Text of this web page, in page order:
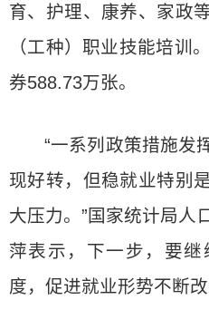
育、护理、康养、家政
（工种）职业技能培训
券588.73万张。
“一系列政策措施发
现好转，但稳就业特别
大压力。”国家统计局人
萍表示，下一步，要
度，促进就业形势不断改